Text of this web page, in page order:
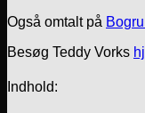
Også omtalt på
Besøg Teddy Vorks
Indhold: